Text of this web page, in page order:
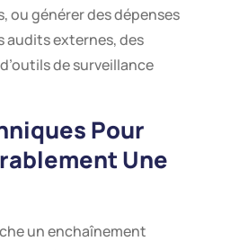
ou générer des dépenses
audits externes, des
de surveillance
Pour
Une
un enchaînement